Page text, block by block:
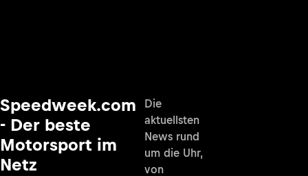
Speedweek.com
- Der beste
Motorsport im
Netz
Die
aktuellsten
News rund
um die Uhr,
von